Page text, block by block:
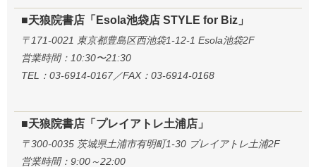
■天狼院書店「Esola池袋店 STYLE for Biz」
〒171-0021 東京都豊島区西池袋1-12-1 Esola池袋2F
営業時間：10:30〜21:30
TEL：03-6914-0167／FAX：03-6914-0168
■天狼院書店「プレイアトレ土浦店」
〒300-0035 茨城県土浦市有明町1-30 プレイアトレ土浦2F
営業時間：9:00～22:00